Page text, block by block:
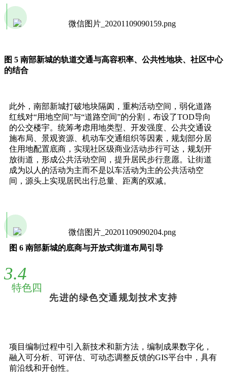
图 5 南部新城的轨道交通与高容积率、公共性地块、社区中心
的结合
此外，南部新城打破地块隔阂，重构活动空间，弱化道路
红线对“用地空间”与“道路空间”的分割，布设了TOD导向
的公交楼宇。统筹考虑用地类型、开发强度、公共交通设
施布局、景观资源、机动车交通组织等因素，规划部分居
住用地配置底商，实现社区级商业活动步行可达，规划开
放街道，形成公共活动空间，提升居民步行意愿。让街道
成为以人的活动为主而不是以车活动为主的公共活动空
间，源头上实现居民出行总量、距离的双减。
图 6 南部新城的底商与开放式街道布局引导
3.4
特色四
先进的绿色交通规划技术支持
项目编制过程中引入新技术和新方法，编制成果数字化，
融入可分析、可评估、可动态调整反馈的GIS平台中，具有
前沿线和开创性。